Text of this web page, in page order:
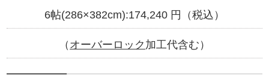
6帖(286×382cm):174,240円（税込）
（ オーバーロック 加工代含む）